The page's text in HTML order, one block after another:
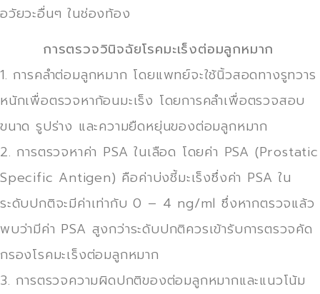
อวัยวะอื่นๆ ในช่องท้อง
การตรวจวินิจฉัยโรคมะเร็งต่อมลูกหมาก
1. การคลำต่อมลูกหมาก โดยแพทย์จะใช้นิ้วสอดทางรูทวาร
หนักเพื่อตรวจหาก้อนมะเร็ง โดยการคลำเพื่อตรวจสอบ
ขนาด รูปร่าง และความยืดหยุ่นของต่อมลูกหมาก
2. การตรวจหาค่า PSA ในเลือด โดยค่า PSA (Prostatic
Specific Antigen) คือค่าบ่งชี้มะเร็งซึ่งค่า PSA ใน
ระดับปกติจะมีค่าเท่ากับ 0 – 4 ng/ml ซึ่งหากตรวจแล้ว
พบว่ามีค่า PSA สูงกว่าระดับปกติควรเข้ารับการตรวจคัด
กรองโรคมะเร็งต่อมลูกหมาก
3. การตรวจความผิดปกติของต่อมลูกหมากและแนวโน้ม